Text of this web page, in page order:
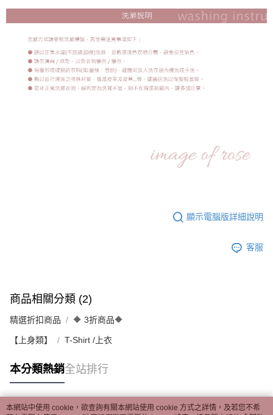
顯示電腦版詳細說明
客服
商品相關分類 (2)
精選折扣商品 🔶 3折商品🔶
【上身類】 T-Shirt /上衣
本分類熱銷全站排行
本網站中使用 cookie，欲查詢有關本網站使用 cookie 方式之詳情，及若您不希